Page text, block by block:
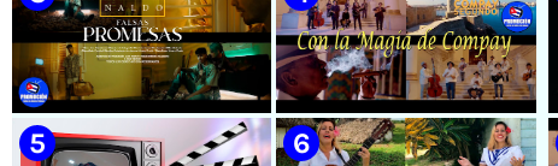
🟡 Susel Gómez (La China) ||
¨Oye Mi Leloley¨ || Director:
Onelio Jesús Larralde González
|| Música popular bailable
cubana || Videoclip || CUBA
🟡 El Taiger & El Happy ||
¨Habla Matador¨ || Videoclip
Animado || Director: Arí Bayolo
|| Música Urbana Cubana ||
CUBA